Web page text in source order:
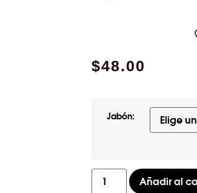
$48.00
Jabón:
Añadir al